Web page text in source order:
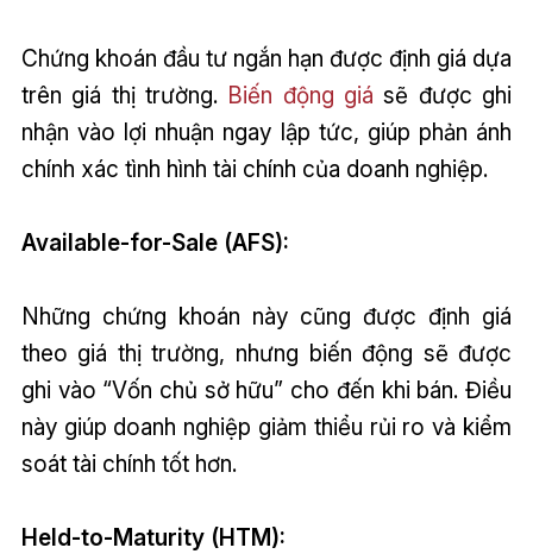
Chứng khoán đầu tư ngắn hạn được định giá dựa
trên giá thị trường. Biến động giá sẽ được ghi
nhận vào lợi nhuận ngay lập tức, giúp phản ánh
chính xác tình hình tài chính của doanh nghiệp.
Available-for-Sale (AFS):
Những chứng khoán này cũng được định giá
theo giá thị trường, nhưng biến động sẽ được
ghi vào “Vốn chủ sở hữu” cho đến khi bán. Điều
này giúp doanh nghiệp giảm thiểu rủi ro và kiểm
soát tài chính tốt hơn.
Held-to-Maturity (HTM):